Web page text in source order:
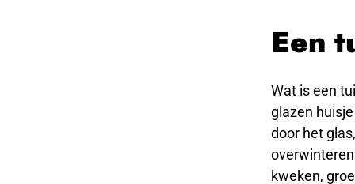
Een
Wat is een
glazen
door het
kweken,